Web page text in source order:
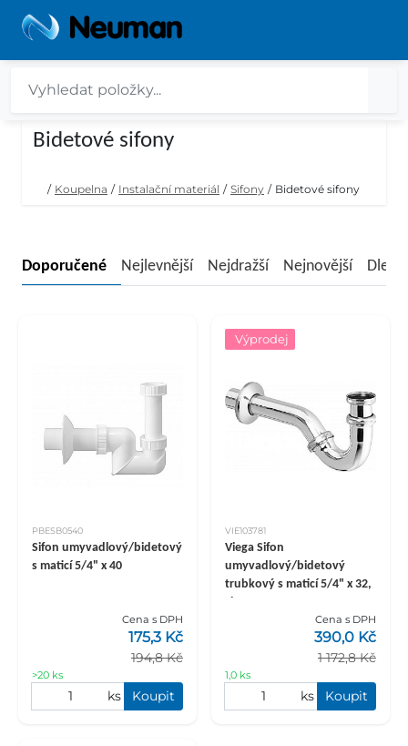
Bidetové sifony
/ Koupelna / Instalační materiál / Sifony / Bidetové sifony
Doporučené Nejlevnější Nejdražší Nejnovější Dle
PBESB0540
Sifon umyvadlový/bidetový
s maticí 5/4" x 40
Cena s DPH
194,8 Kč
175,3 Kč
>20 ks
ks Koupit
Výprodej
VIE103781
Viega Sifon
umyvadlový/bidetový
trubkový s maticí 5/4" x 32,
chrom
Cena s DPH
1 172,8 Kč
390,0 Kč
1,0 ks
ks Koupit